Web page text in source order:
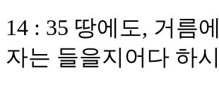
14 : 35 땅에도, 거름
자는 들을지어다 하